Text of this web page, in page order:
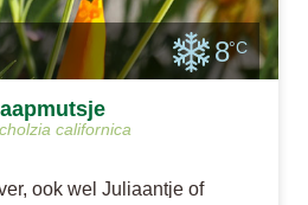
californica
8°C
ook wel Juliaantje of